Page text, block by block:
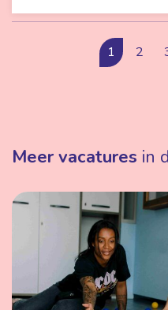
1 2
Meer vacatures in